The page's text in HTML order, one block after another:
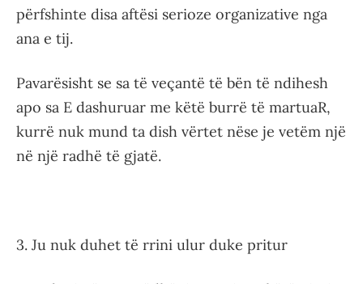
përfshinte disa aftësi serioze organizative nga
ana e tij.
Pavarësisht se sa të veçantë të bën të ndihesh
apo sa E dashuruar me këtë burrë të martuaR,
kurrë nuk mund ta dish vërtet nëse je vetëm një
në një radhë të gjatë.
3. Ju nuk duhet të rrini ulur duke pritur